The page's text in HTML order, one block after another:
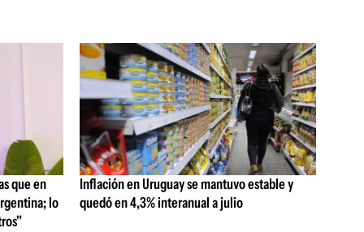
que en
lo
Inflación en Uruguay se mantuvo estable y
quedó en 4,3% interanual a julio